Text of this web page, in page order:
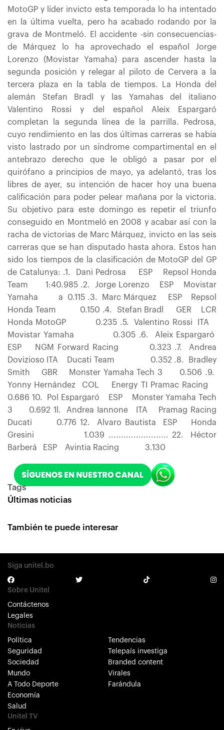
MotoGP y líder invicto esta temporada lo ha intentado
en la última vuelta, pero ha acabado rodando por la
grava de Montmeló. El accidente -sin consecuencias-
de Márquez lo ha aprovechado el español Jorge
Lorenzo (Movistar Yamaha) para ascender hasta la
segunda posición y relegar al piloto de Cervera a la
tercera plaza en la tabla de tiempos. La Honda del
alemán Stefan Bradl y las Yamahas del italiano
Valentino Rossi y del español Aleix Espargaró
completan la segunda línea de la parrilla. Pedrosa,
cuyo rendimiento en las dos últimas carreras se había
visto lastrado por un síndrome compartimental en el
antebrazo derecho que le obligó a pasar por el
quirófano a principios de mayo, ya adelantó, tras los
libres de ayer, su intención de hacer hoy una buena
calificación para poder pelear mañana por la victoria.
Su objetivo para este domingo es repetir el triunfo
conseguido en Montmeló en 2008 y acabar así con la
racha de victorias de Marc Márquez, invicto en las seis
carreras que se han disputado hasta ahora. Estos han
sido los tiempos de la clasificación de MotoGP del GP
de Catalunya: .1. Dani Pedrosa ESP Repsol Honda
Team 1:40.985 .2. Jorge Lorenzo ESP Movistar
Yamaha a 0.115 .3. Marc Márquez ESP Repsol
Honda Team 0.150 .4. Stefan Bradl GER LCR
Honda MotoGP 0.235 .5. Valentino Rossi ITA
Movistar Yamaha 0.305 .6. Aleix Espargaró
ESP NGM Forward Racing 0.323 .7. Andrea
Dovizioso ITA Ducati Team 0.352 .8. Bradley
Smith GBR Monster Yamaha Tech 3 0.506 .9.
Yonny Hernández COL Energy TI Pramac Racing
0.686 10. Pol Espargaró ESP Monster Yamaha Tech
3 0.692 1l. Andrea Iannone ITA Pramag Racing
Ducati 0.776 12. Alvaro Bautista ESP Honda
Gresini 1.039 ........................ 22. Héctor
Barberá ESP Avintia Racing 3.130
Tags
Últimas noticias
También te puede interesar
Siga unitel.bo
Sobre Unitel
Contáctenos
Legales
Noticias
Política
Seguridad
Sociedad
Mundo
A Todo Deporte
Economía
Salud
Tendencias
Telepaís investiga
Branded content
Virales
Farándula
Unitel TV